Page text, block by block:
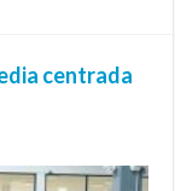
centrada